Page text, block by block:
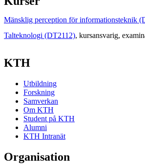
Mänsklig perception för informationsteknik
Talteknologi (DT2112), kursansvarig,
KTH
Utbildning
Forskning
Samverkan
Om KTH
Student på KTH
Alumni
KTH Intranät
Organisation